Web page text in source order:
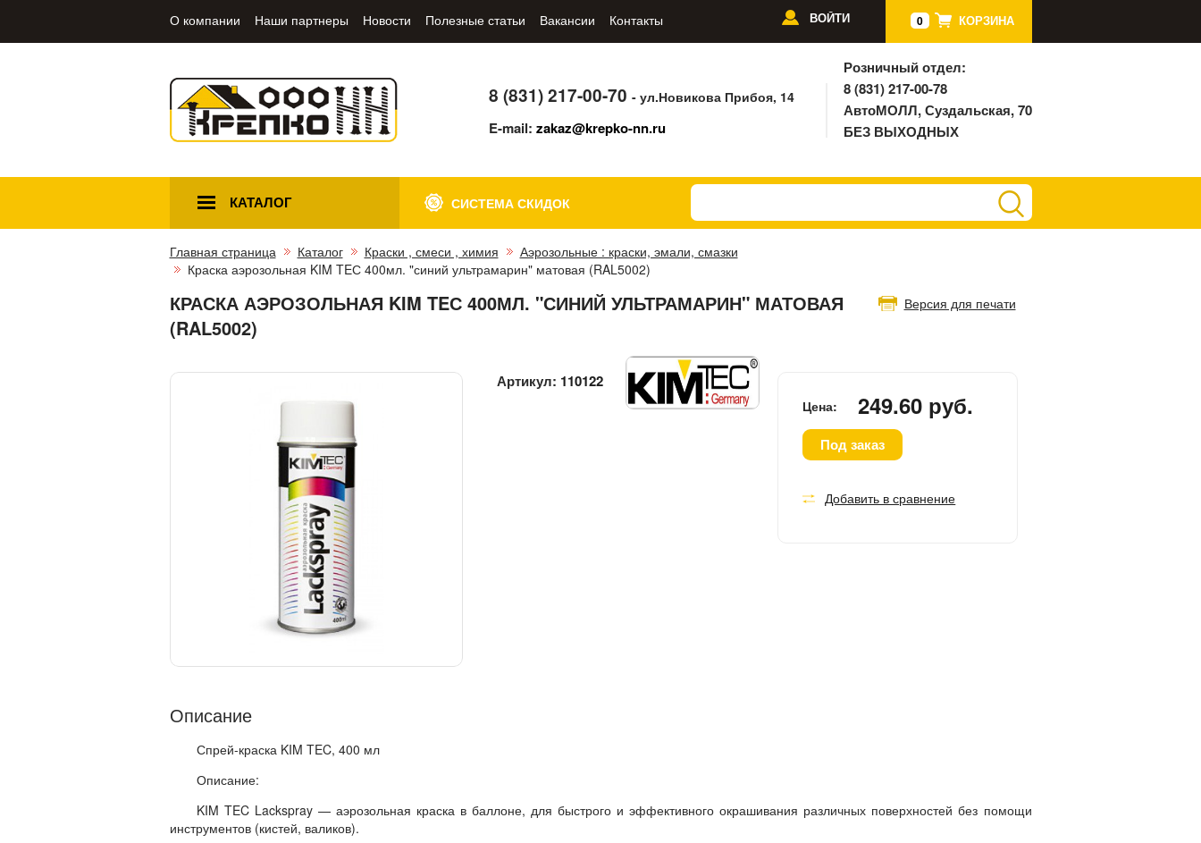
О компании Наши партнеры Новости Полезные статьи Вакансии Контакты 0 КОРЗИНА
ВОЙТИ
8 (831) 217-00-70- ул.Новикова Прибоя, 14
E-mail:zakaz@krepko-nn.ru
Розничный отдел:
8 (831) 217-00-78
АвтоМОЛЛ, Суздальская, 70
БЕЗ ВЫХОДНЫХ
КАТАЛОГ СИСТЕМА СКИДОК
Главная страница Каталог Краски , смеси , химия
Аэрозольные : краски, эмали, смазки
Краска аэрозольная KIM TEС 400мл. "синий ультрамарин" матовая (RAL5002)
Версия для печати
КРАСКА АЭРОЗОЛЬНАЯ KIM TEС 400МЛ. "СИНИЙ УЛЬТРАМАРИН" МАТОВАЯ
(RAL5002)
Артикул: 110122
Цена: 249.60 руб.
Под заказ
Добавить в сравнение
Описание
Спрей-краска KIM TEC, 400 мл
Описание:
KIM TEC Lackspray — аэрозольная краска в баллоне, для быстрого и эффективного окрашивания различных поверхностей без помощи
инструментов (кистей, валиков).